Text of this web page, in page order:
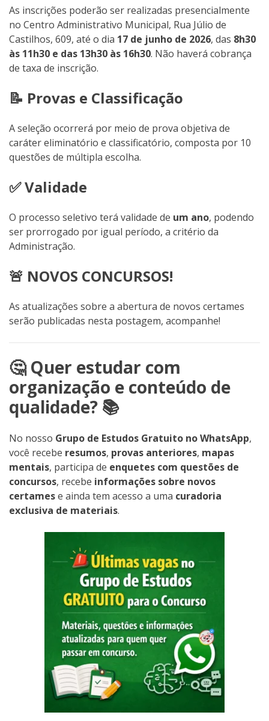
As inscrições poderão ser realizadas presencialmente
no Centro Administrativo Municipal, Rua Júlio de
Castilhos, 609, até o dia 17 de junho de 2026, das 8h30
às 11h30 e das 13h30 às 16h30. Não haverá cobrança
de taxa de inscrição.
📝 Provas e Classificação
A seleção ocorrerá por meio de prova objetiva de
caráter eliminatório e classificatório, composta por 10
questões de múltipla escolha.
✅ Validade
O processo seletivo terá validade de um ano, podendo
ser prorrogado por igual período, a critério da
Administração.
🚨 NOVOS CONCURSOS!
As atualizações sobre a abertura de novos certames
serão publicadas nesta postagem, acompanhe!
🤔 Quer estudar com
organização e conteúdo de
qualidade? 📚
No nosso Grupo de Estudos Gratuito no WhatsApp,
você recebe resumos, provas anteriores, mapas
mentais, participa de enquetes com questões de
concursos, recebe informações sobre novos
certamese ainda tem acesso a uma curadoria
exclusiva de materiais.